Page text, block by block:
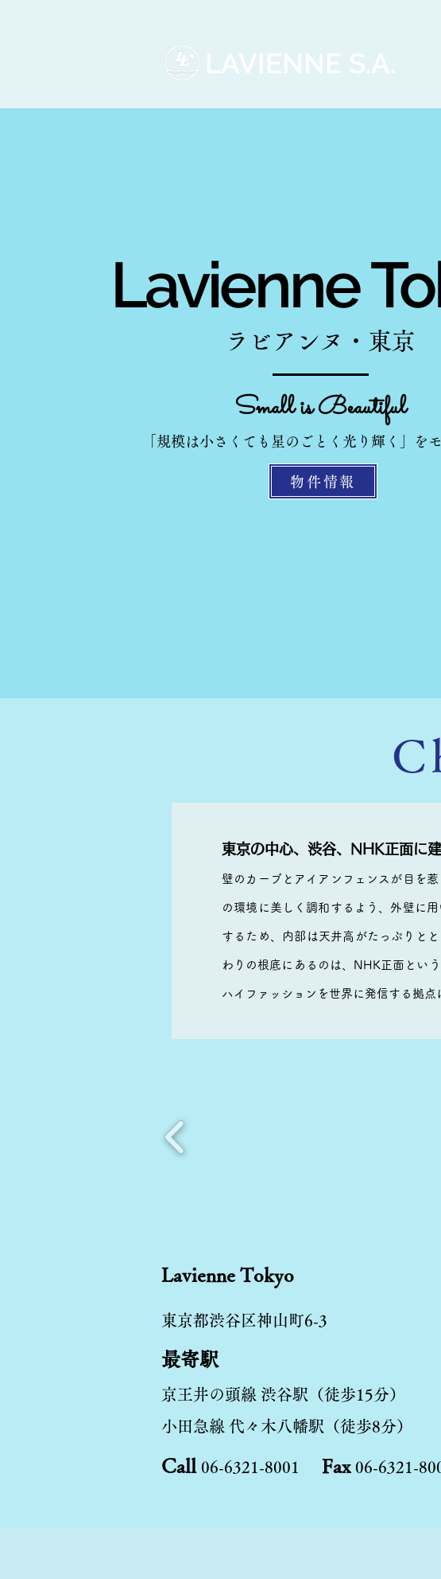
LAVIENNE S.A.
ラビアンヌ・東京
Lavienne
​Small is Beautiful
「規模は小さくても星のごとく光り輝く」を
物件情報
東京の中心、渋谷、NHK正面に
壁のカーブとアイアンフェンスが目を
の環境に美しく調和するよう、外壁に
するため、内部は天井高がたっぷりと
わりの根底にあるのは、NHK正面とい
ハイファッションを世界に発信する拠点
Lavienne Tokyo
東京都渋谷区神山町6-3
最寄駅
京王井の頭線 渋谷駅（徒歩15分）
​小田急線 代々木八幡駅（徒歩8分）
Call 06-6321-8001 Fax 06-6321-